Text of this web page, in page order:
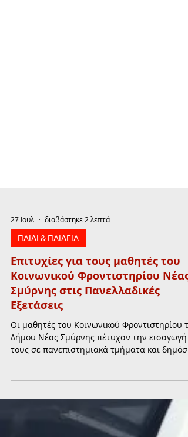
27 Ιουλ διαβάστηκε 2 λεπτά
ΠΑΙΔΙ & ΠΑΙΔΕΙΑ
Επιτυχίες για τους μαθητές του
Κοινωνικού Φροντιστηρίου Νέας
Σμύρνης στις Πανελλαδικές
Εξετάσεις
Δήμου Νέας Σμύρνης πέτυχαν την εισαγωγή
ΣΑΕΚ, επιβεβαιώνοντας για ακόμη μία χρονιά
τον σημαντικό ρόλο της δομής στην
εκπαιδευτική στήριξη νέων της πόλης.